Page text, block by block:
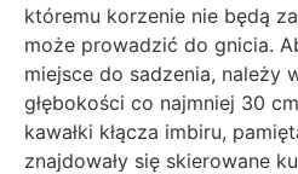
któremu korzenie nie będą
może prowadzić do gnicia.
miejsce do sadzenia, należy
głębokości co najmniej 30
kawałki kłącza imbiru,
znajdowały się skierowane